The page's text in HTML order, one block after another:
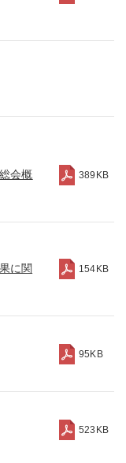
会概
389KB
に関
154KB
95KB
523KB